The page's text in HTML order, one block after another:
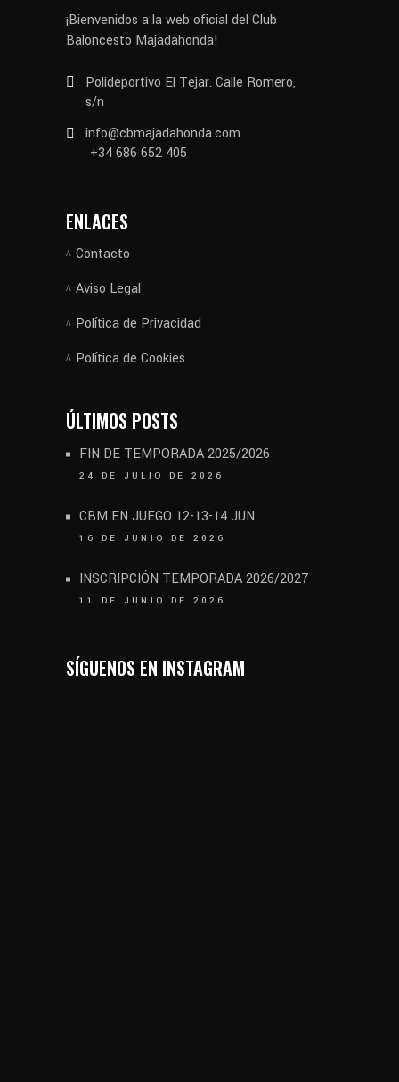
¡Bienvenidos a la web oficial del Club
Baloncesto Majadahonda!
Polideportivo El Tejar. Calle Romero,
s/n
info@cbmajadahonda.com
+34 686 652 405
ENLACES
Contacto
Aviso Legal
Política de Privacidad
Política de Cookies
ÚLTIMOS POSTS
FIN DE TEMPORADA 2025/2026
24 DE JULIO DE 2026
CBM EN JUEGO 12-13-14 JUN
16 DE JUNIO DE 2026
INSCRIPCIÓN TEMPORADA 2026/2027
11 DE JUNIO DE 2026
SÍGUENOS EN INSTAGRAM